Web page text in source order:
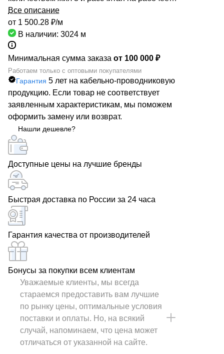
напряжение до 6 киловольт. Качество продукции
подтверждено сертификатами производителей и
Госстандарта. Мы гарантируем низкие цены за счет
сотрудничества с такими предприятиями, как ОАО
«СЕВКАБЕЛЬ», ОАО «КАМКАБЕЛЬ», ОАО «ЭКЗ».
Каталог компании насчитывает более 70000
маркоразмеров кабельно-проводниковой продукции.
Быстрая доставка кабеля ЦСПЛ 3х95 обеспечивается
большой сетью собственных складов по всей России.
РОСКАБ – ваш надежный партнер!
Все описание
от 1 500.28 ₽/м
В наличии: 3024 м
Минимальная сумма заказа от 100 000 ₽
Работаем только с оптовыми покупателями
Гарантия 5 лет на кабельно-проводниковую
продукцию. Если товар не соответствует
заявленным характеристикам, мы поможем
оформить замену или возврат.
Нашли дешевле?
Доступные цены на лучшие бренды
Быстрая доставка по России за 24 часа
Гарантия качества от производителей
Бонусы за покупки всем клиентам
Уважаемые клиенты, мы всегда
стараемся предоставить вам лучшие
по рынку цены, оптимальные условия
поставки и оплаты. Но, на всякий
случай, напоминаем, что цена может
отличаться от указанной на сайте.